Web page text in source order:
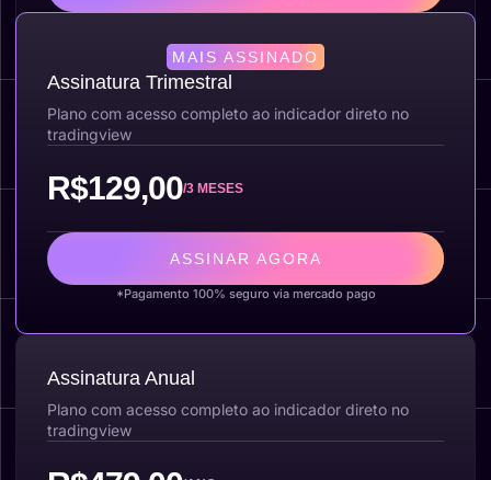
MAIS ASSINADO
Assinatura Trimestral
Plano com acesso completo ao indicador direto no
tradingview
R$129,00/3 MESES
ASSINAR AGORA
*Pagamento 100% seguro via mercado pago
Assinatura Anual
Plano com acesso completo ao indicador direto no
tradingview